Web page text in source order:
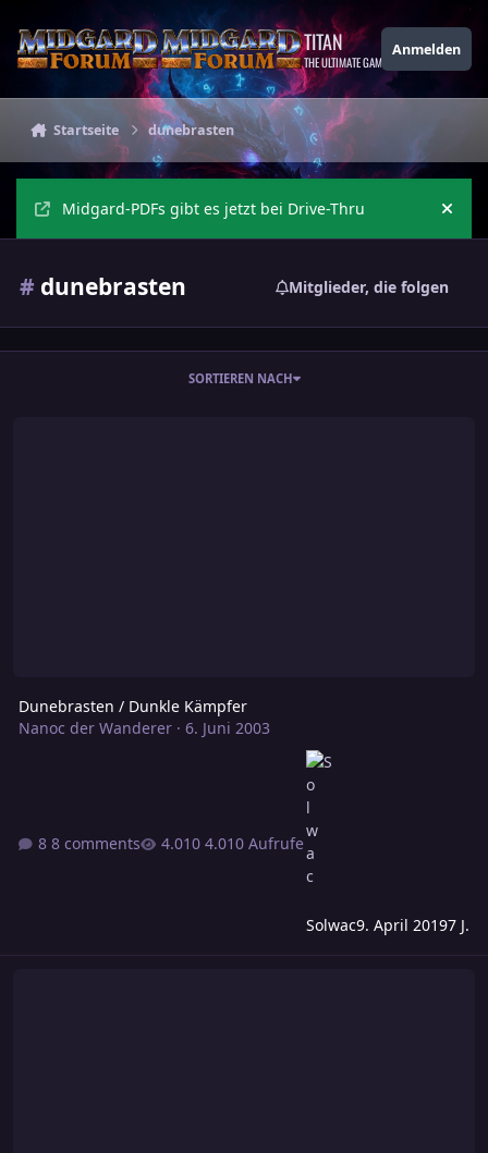
TITAN
THE ULTIMATE GAMING THEME
Anmelden
Startseite dunebrasten
Midgard-PDFs gibt es jetzt bei Drive-Thru
# dunebrasten Mitglieder, die folgen
SORTIEREN NACH
Dunebrasten / Dunkle Kämpfer
Nanoc der Wanderer· 6. Juni 2003
8 comments 4.010 Aufrufe
Solwac9. April 20197 J.